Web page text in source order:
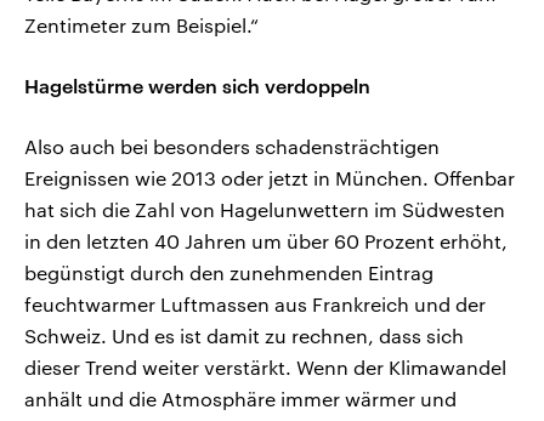
Zentimeter zum Beispiel.“
Hagelstürme werden sich verdoppeln
Also auch bei besonders schadensträchtigen
Ereignissen wie 2013 oder jetzt in München. Offenbar
hat sich die Zahl von Hagelunwettern im Südwesten
in den letzten 40 Jahren um über 60 Prozent erhöht,
begünstigt durch den zunehmenden Eintrag
feuchtwarmer Luftmassen aus Frankreich und der
Schweiz. Und es ist damit zu rechnen, dass sich
dieser Trend weiter verstärkt. Wenn der Klimawandel
anhält und die Atmosphäre immer wärmer und